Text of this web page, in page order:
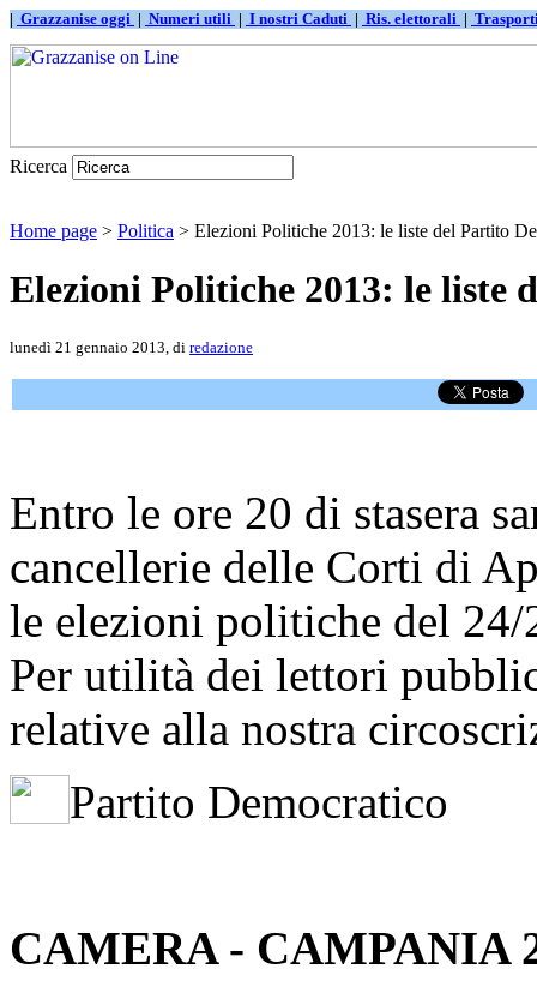
| Grazzanise oggi | Numeri utili | I nostri Caduti | Ris. elettorali |
Ricerca
Home page > Politica > Elezioni Politiche 2013: le liste del Partito
Elezioni Politiche 2013: le liste
lunedì 21 gennaio 2013, di redazione
Entro le ore 20 di stasera
cancellerie delle Corti di
le elezioni politiche del
Per utilità dei lettori
relative alla nostra
Partito Democratico
CAMERA - CAMPANIA